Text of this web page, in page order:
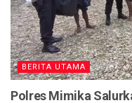
BERITA UTAMA
Polres Mimika